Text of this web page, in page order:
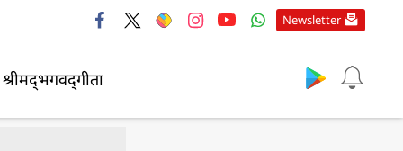
Newsletter
श्रीमद्‍भगवद्‍गीता